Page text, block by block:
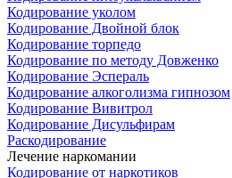
Кодирование уколом
Кодирование Двойной блок
Кодирование торпедо
Кодирование по методу Довженко
Кодирование Эспераль
Кодирование алкоголизма гипнозом
Кодирование Вивитрол
Кодирование Дисульфирам
Раскодирование
Лечение наркомании
Кодирование от наркотиков